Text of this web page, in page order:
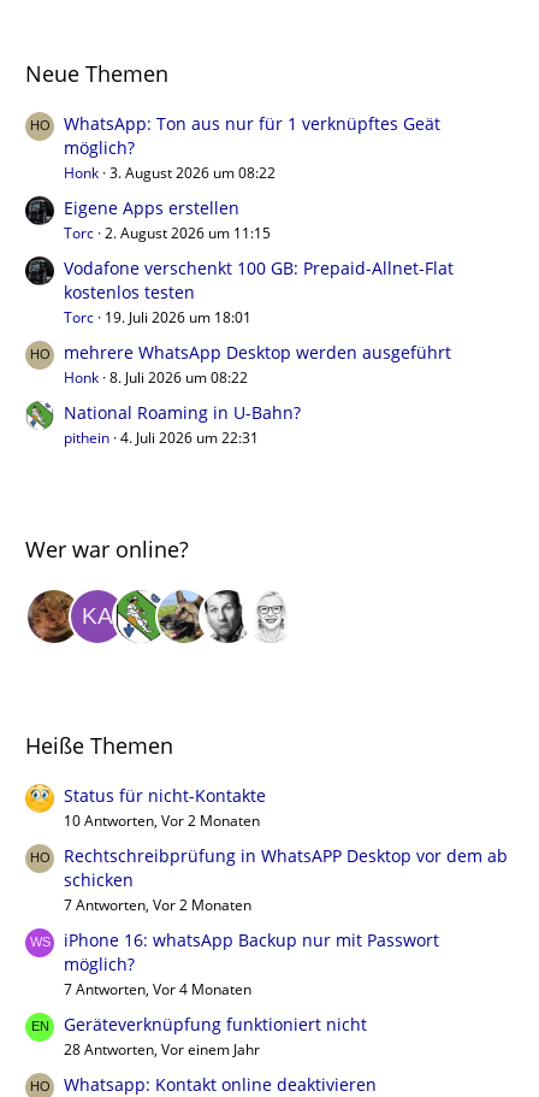
Neue Themen
WhatsApp: Ton aus nur für 1 verknüpftes Geät
möglich?
Honk 3. August 2026 um 08:22
Eigene Apps erstellen
Torc 2. August 2026 um 11:15
Vodafone verschenkt 100 GB: Prepaid-Allnet-Flat
kostenlos testen
Torc 19. Juli 2026 um 18:01
mehrere WhatsApp Desktop werden ausgeführt
Honk 8. Juli 2026 um 08:22
National Roaming in U-Bahn?
pithein 4. Juli 2026 um 22:31
Wer war online?
Heiße Themen
Status für nicht-Kontakte
10 Antworten, Vor 2 Monaten
Rechtschreibprüfung in WhatsAPP Desktop vor dem ab
schicken
7 Antworten, Vor 2 Monaten
iPhone 16: whatsApp Backup nur mit Passwort
möglich?
7 Antworten, Vor 4 Monaten
Geräteverknüpfung funktioniert nicht
28 Antworten, Vor einem Jahr
Whatsapp: Kontakt online deaktivieren